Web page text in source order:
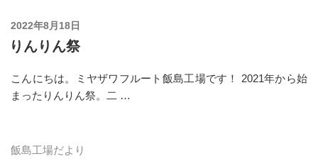
投
稿
2022年8月18日
りんりん祭
こんにちは。ミヤザワフルート飯島工場です！ 2021年から始
まったりんりん祭。二 …
飯島工場だより